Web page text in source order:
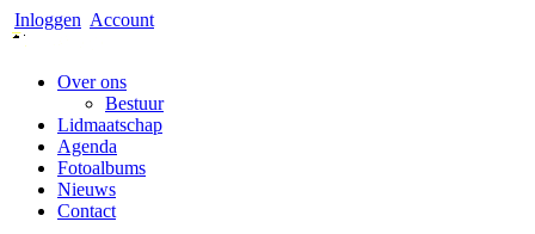
Inloggen Account
Over ons
Bestuur
Lidmaatschap
Agenda
Fotoalbums
Nieuws
Contact